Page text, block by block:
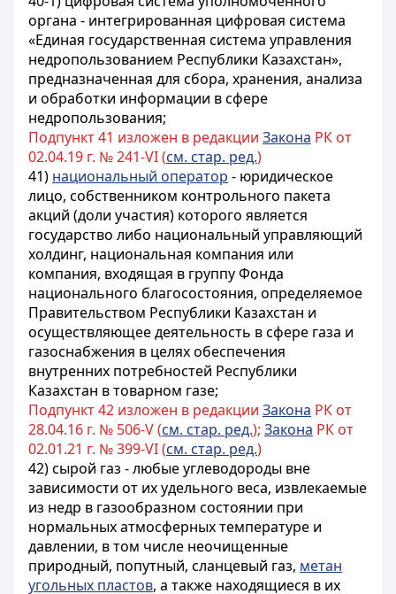
органа - интегрированная цифровая система
«Единая государственная система управления
недропользованием Республики Казахстан»,
предназначенная для сбора, хранения, анализа
и обработки информации в сфере
недропользования;
Подпункт 41 изложен в редакции Закона РК от
02.04.19 г. № 241-VI (см. стар. ред.)
41) национальный оператор - юридическое
лицо, собственником контрольного пакета
акций (доли участия) которого является
государство либо национальный управляющий
холдинг, национальная компания или
компания, входящая в группу Фонда
национального благосостояния, определяемое
Правительством Республики Казахстан и
осуществляющее деятельность в сфере газа и
газоснабжения в целях обеспечения
внутренних потребностей Республики
Казахстан в товарном газе;
Подпункт 42 изложен в редакции Закона РК от
28.04.16 г. № 506-V (см. стар. ред.); Закона РК от
02.01.21 г. № 399-VI (см. стар. ред.)
42) сырой газ - любые углеводороды вне
зависимости от их удельного веса, извлекаемые
из недр в газообразном состоянии при
нормальных атмосферных температуре и
давлении, в том числе неочищенные
природный, попутный, сланцевый газ, метан
угольных пластов, а также находящиеся в их